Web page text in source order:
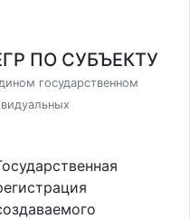
ПО СУБЪЕКТУ
государственном